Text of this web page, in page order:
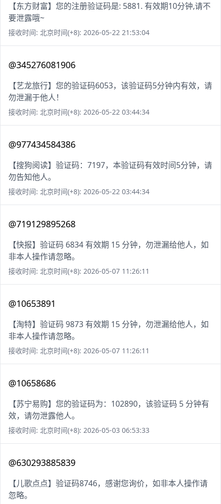
【东方财富】您的注册验证码是: 5881. 有效期10分钟,请不
要泄露哦~
接收时间: 北京时间(+8): 2026-05-22 21:53:04
@345276081906
【艺龙旅行】您的验证码6053，该验证码5分钟内有效，请
勿泄漏于他人！
接收时间: 北京时间(+8): 2026-05-22 03:44:34
@977434584386
【搜狗阅读】验证码：7197，本验证码有效时间5分钟，请
勿告知他人。
接收时间: 北京时间(+8): 2026-05-22 03:44:34
@719129895268
【快报】验证码 6834 有效期 15 分钟，勿泄漏给他人，如
非本人操作请忽略。
接收时间: 北京时间(+8): 2026-05-07 11:26:11
@10653891
【淘特】验证码 9873 有效期 15 分钟，勿泄漏给他人，如
非本人操作请忽略。
接收时间: 北京时间(+8): 2026-05-07 11:26:11
@10658686
【苏宁易购】您的验证码为：102890，该验证码 5 分钟有
效，请勿泄露他人。
接收时间: 北京时间(+8): 2026-05-03 06:53:33
@630293885839
【儿歌点点】验证码8746，感谢您询价，如非本人操作请
忽略。